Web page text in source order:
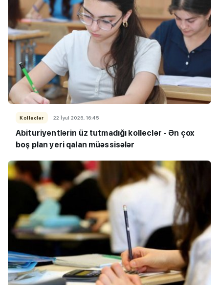
Kolleclər 22 İyul 2026, 16:45
Abituriyentlərin üz tutmadığı kolleclər - Ən çox
boş plan yeri qalan müəssisələr